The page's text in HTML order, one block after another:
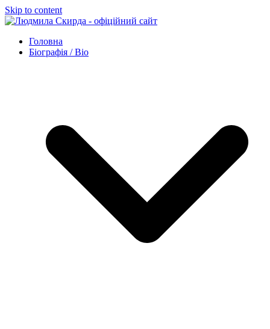
Skip to content
Головна
Біографія / Bio